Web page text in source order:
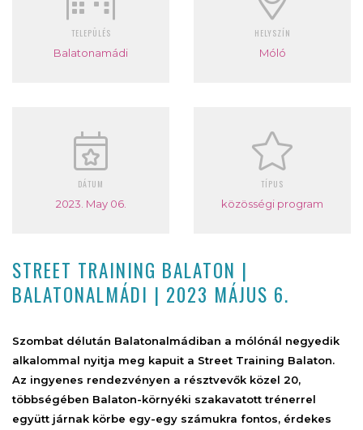
TELEPÜLÉS
Balatonamádi
HELYSZÍN
Móló
DÁTUM
2023. May 06.
TÍPUS
közösségi program
STREET TRAINING BALATON |
BALATONALMÁDI | 2023 MÁJUS 6.
Szombat délután Balatonalmádiban a mólónál negyedik
alkalommal nyitja meg kapuit a Street Training Balaton.
Az ingyenes rendezvényen a résztvevők közel 20,
többségében Balaton-környéki szakavatott trénerrel
együtt járnak körbe egy-egy számukra fontos, érdekes